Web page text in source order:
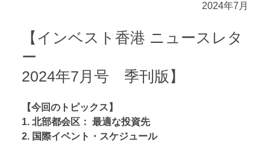
2024年7月
【インベスト香港 ニュースレタ
ー
2024年7月号 季刊版】
【今回のトピックス】
1. 北部都会区： 最適な投資先
2. 国際イベント・スケジュール